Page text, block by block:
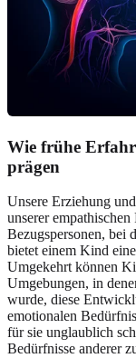
Wie frühe
prägen
Unsere Erziehung
unserer
Bezugspersonen, bei
bietet einem Kind
Umgekehrt können
Umgebungen, in
wurde, diese
emotionalen
für sie unglaublich
Bedürfnisse anderer